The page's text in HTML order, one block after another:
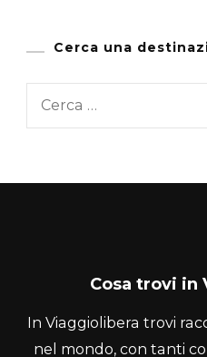
Cerca una
Ricerca
Cosa trovi in
In Viaggiolibera trovi
nel mondo, con tanti